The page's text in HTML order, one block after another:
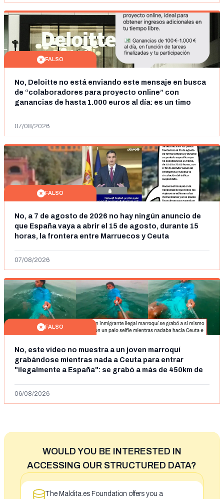
FALSO
No, Deloitte no está enviando este mensaje en busca
de “colaboradores para proyecto online” con
ganancias de hasta 1.000 euros al día: es un timo
07/08/2026
FALSO
No, a 7 de agosto de 2026 no hay ningún anuncio de
que España vaya a abrir el 15 de agosto, durante 15
horas, la frontera entre Marruecos y Ceuta
07/08/2026
FALSO
No, este vídeo no muestra a un joven marroquí
grabándose mientras nada a Ceuta para entrar
"ilegalmente a España": se grabó a más de 450km de
06/08/2026
WOULD YOU BE INTERESTED IN
ACCESSING OUR STRUCTURED DATA?
The Maldita.es Foundation offers you a